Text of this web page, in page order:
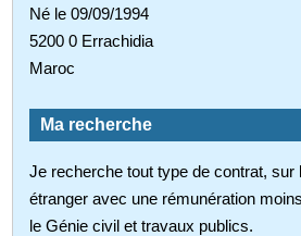
Né le 09/09/1994
5200 0 Errachidia
Maroc
Ma recherche
Je recherche tout type de contrat, sur
étranger avec une rémunération
le Génie civil et travaux publics.